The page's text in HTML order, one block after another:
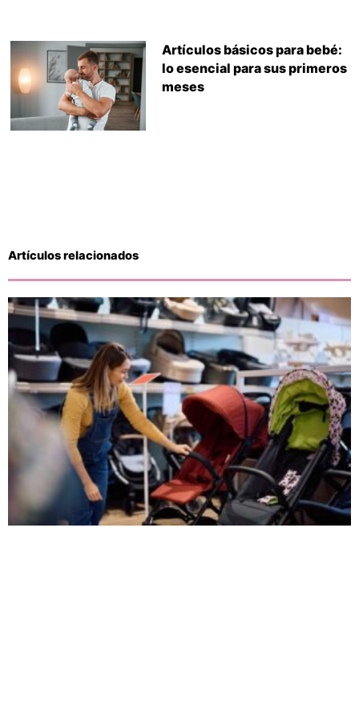
Artículos básicos para bebé:
lo esencial para sus primeros
meses
Artículos relacionados